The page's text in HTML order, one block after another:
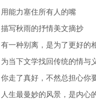
用能力塞住所有人的嘴
描写秋雨的抒情美文摘抄
有一种别离，是为了更好的
为当下文学找回传统的情与
你走了真好，不然总担心你